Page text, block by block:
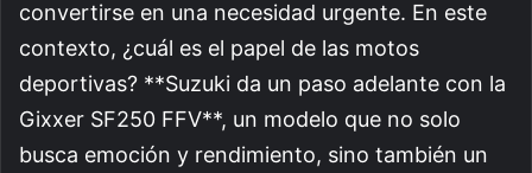
convertirse en una necesidad urgente. En este
contexto, ¿cuál es el papel de las motos
deportivas? **Suzuki da un paso adelante con la
Gixxer SF250 FFV**, un modelo que no solo
busca emoción y rendimiento, sino también un